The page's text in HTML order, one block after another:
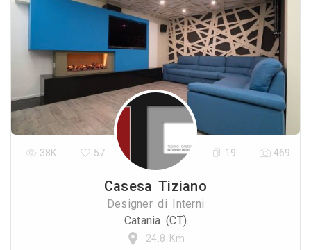
Casesa Tiziano
Designer di Interni
Catania (CT)
24.8 Km
38K 57 19 469